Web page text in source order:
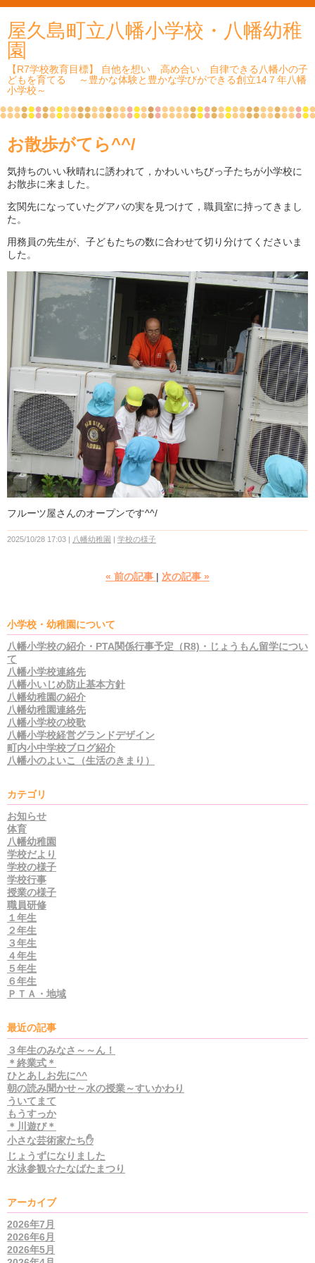
屋久島町立八幡小学校・八幡幼稚
園
【R7学校教育目標】 自他を想い 高め合い 自律できる八幡小の子
どもを育てる ～豊かな体験と豊かな学びができる創立14７年八幡
小学校～
お散歩がてら^^/
気持ちのいい秋晴れに誘われて，かわいいちびっ子たちが小学校に
お散歩に来ました。
玄関先になっていたグアバの実を見つけて，職員室に持ってきまし
た。
用務員の先生が、子どもたちの数に合わせて切り分けてくださいま
した。
フルーツ屋さんのオープンです^^/
2025/10/28 17:03 八幡幼稚園 学校の様子
« 前の記事 次の記事 »
小学校・幼稚園について
八幡小学校の紹介・PTA関係行事予定（R8)・じょうもん留学につい
て
八幡小学校連絡先
八幡小いじめ防止基本方針
八幡幼稚園の紹介
八幡幼稚園連絡先
八幡小学校の校歌
八幡小学校経営グランドデザイン
町内小中学校ブログ紹介
八幡小のよいこ（生活のきまり）
カテゴリ
お知らせ
体育
八幡幼稚園
学校だより
学校の様子
学校行事
授業の様子
職員研修
１年生
２年生
３年生
４年生
５年生
６年生
ＰＴＡ・地域
最近の記事
３年生のみなさ～～ん！
＊終業式＊
ひとあしお先に^^
朝の読み聞かせ～水の授業～すいかわり
ういてまて
もうすっか
＊川遊び＊
小さな芸術家たち✋
じょうずになりました
水泳参観☆たなばたまつり
アーカイブ
2026年7月
2026年6月
2026年5月